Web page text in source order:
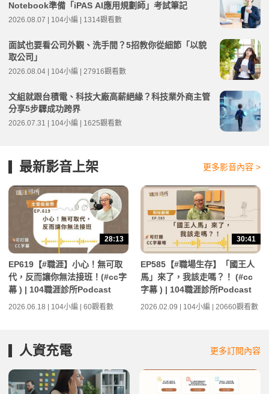
Notebook準備「iPAS AI應用規劃師」考試筆記
2026.08.07 | 104小編 | 1314觀看數
面試也要看公司外觀、洗手間？5招教你從細節「以貌
取公司」
2026.08.04 | 104小編 | 27916觀看數
文組就跟台積電、科技大廠高薪絕緣？科技業外商主管
分享5步驟成功跨界
2026.07.31 | 104小編 | 1625觀看數
最新影音上架 更多影音內容 >
28:13
EP619【#職涯】小心！無可取
代，反而讓你無法接班！(#cc字
幕 ) | 104職涯診所Podcast
2026.06.18 | 104小編 | 60觀看數
30:41
EP585【#職場生存】「國王人
馬」來了，我該走嗎？！ (#cc
字幕 ) | 104職涯診所Podcast
2026.02.09 | 104小編 | 20660觀看數
人資充電 更多訂閱內容